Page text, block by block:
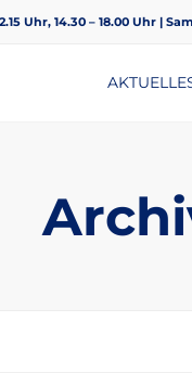
Uhr, 14.30 – 18.00 Uhr |